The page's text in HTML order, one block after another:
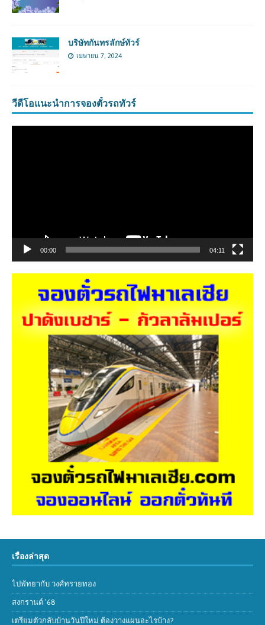
บริษัทกันทรลักษ์ทัวร์
เมษายน 7, 2024
วีดีโอแนะนำการจองตั๋วรถทัวร์
00:00 04:11
เรื่องล่าสุด
ไปพัทยากับ วงศ์ทรายทอง
สงกรานต์ ’68
เตรียมตัวกลับบ้านวันปีใหม่ ต้องวางแผนอะไรบ้าง?